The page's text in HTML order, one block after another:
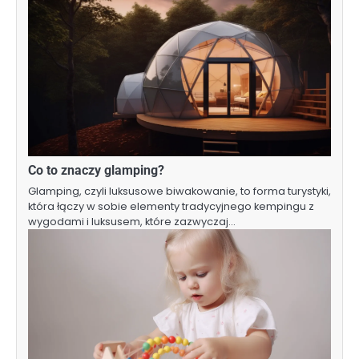
Co to znaczy glamping?
Glamping, czyli luksusowe biwakowanie, to forma turystyki,
która łączy w sobie elementy tradycyjnego kempingu z
wygodami i luksusem, które zazwyczaj…